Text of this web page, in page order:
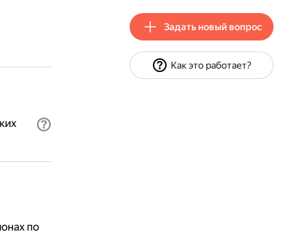
по
Задать новый вопрос
Как это работает?